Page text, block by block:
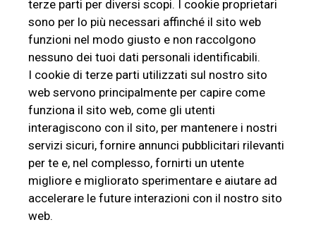
terze parti per diversi scopi. I cookie proprietari
sono per lo più necessari affinché il sito web
funzioni nel modo giusto e non raccolgono
nessuno dei tuoi dati personali identificabili.
I cookie di terze parti utilizzati sul nostro sito
web servono principalmente per capire come
funziona il sito web, come gli utenti
interagiscono con il sito, per mantenere i nostri
servizi sicuri, fornire annunci pubblicitari rilevanti
per te e, nel complesso, fornirti un utente
migliore e migliorato sperimentare e aiutare ad
accelerare le future interazioni con il nostro sito
web.